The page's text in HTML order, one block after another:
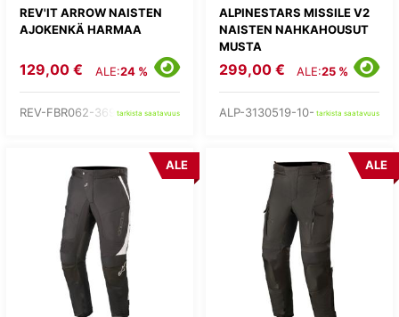
REV'IT ARROW NAISTEN
AJOKENKÄ HARMAA
129,00 € ALE:24 %
REV-FBR062-3690-tarkista saatavuus
ALPINESTARS MISSILE V2
NAISTEN NAHKAHOUSUT
MUSTA
299,00 € ALE:25 %
ALP-3130519-10- tarkista saatavuus
ALE ALE